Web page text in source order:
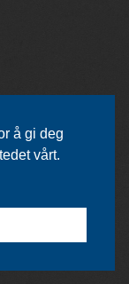
å gi deg
vårt.